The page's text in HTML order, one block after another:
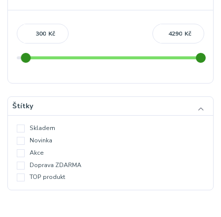
Kč Kč
Štítky
Skladem
Novinka
Akce
Doprava ZDARMA
TOP produkt